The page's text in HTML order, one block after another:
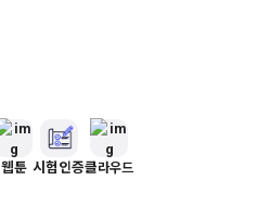
웹툰 시험인증클라우드